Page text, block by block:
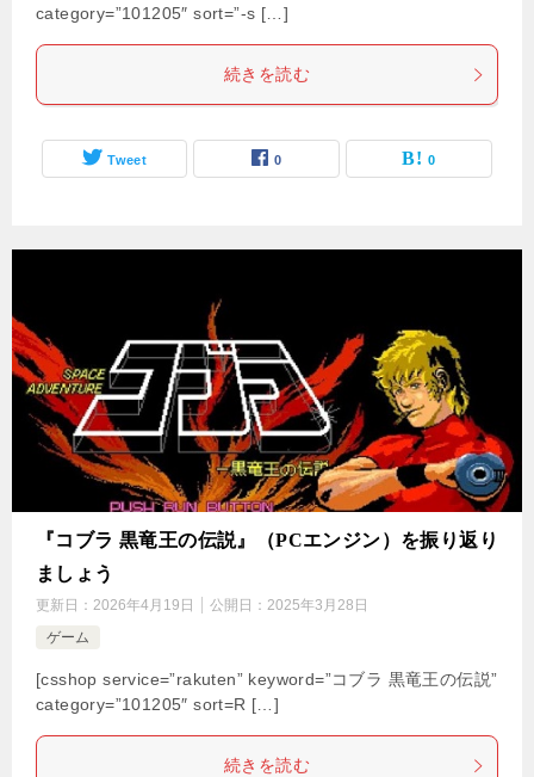
category=”101205″ sort=”-s […]
続きを読む
Tweet 0 0
『コブラ 黒竜王の伝説』（PCエンジン）を振り返り
ましょう
更新日： 2026年4月19日 公開日： 2025年3月28日
ゲーム
[csshop service=”rakuten” keyword=”コブラ 黒竜王の伝説”
category=”101205″ sort=R […]
続きを読む